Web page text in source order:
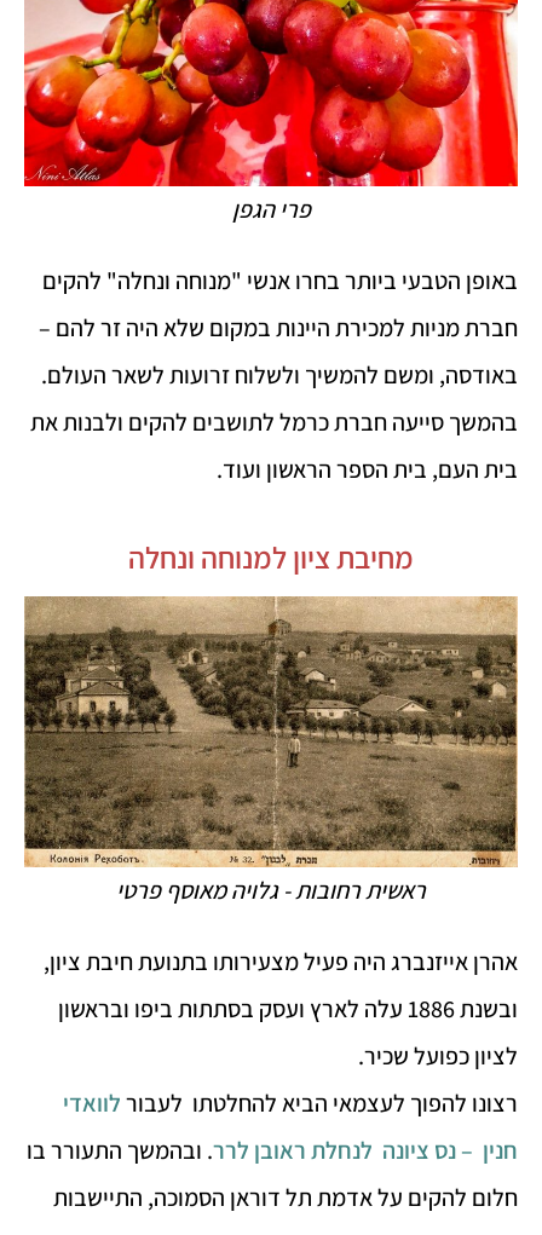
פרי הגפן
באופן הטבעי ביותר בחרו אנשי "מנוחה ונחלה" להקים
חברת מניות למכירת היינות במקום שלא היה זר להם –
באודסה, ומשם להמשיך ולשלוח זרועות לשאר העולם.
בהמשך סייעה חברת כרמל לתושבים להקים ולבנות את
בית העם, בית הספר הראשון ועוד.
מחיבת ציון למנוחה ונחלה
ראשית רחובות - גלויה מאוסף פרטי
אהרן אייזנברג היה פעיל מצעירותו בתנועת חיבת ציון,
ובשנת 1886 עלה לארץ ועסק בסתתות ביפו ובראשון
לציון כפועל שכיר.
רצונו להפוך לעצמאי הביא להחלטתו לעבורלוואדי
חנין – נס ציונה לנחלת ראובן לרר. ובהמשך התעורר בו
חלום להקים על אדמת תל דוראן הסמוכה, התיישבות